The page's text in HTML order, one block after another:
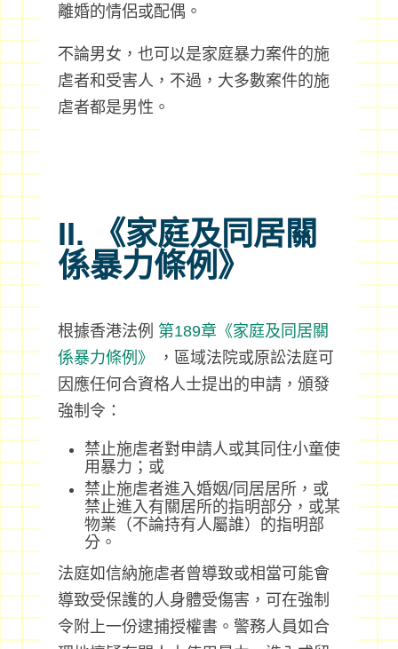
離婚的情侶或配偶。
不論男女，也可以是家庭暴力案件的施
虐者和受害人，不過，大多數案件的施
虐者都是男性。
II. 《家庭及同居關
係暴力條例》
根據香港法例 第189章《家庭及同居關
係暴力條例》
，區域法院或原訟法庭可
因應任何合資格人士提出的申請，頒發
強制令：
禁止施虐者對申請人或其同住小童使
用暴力；或
禁止施虐者進入婚姻/同居居所，或
禁止進入有關居所的指明部分，或某
物業（不論持有人屬誰）的指明部
分。
法庭如信納施虐者曾導致或相當可能會
導致受保護的人身體受傷害，可在強制
令附上一份逮捕授權書。警務人員如合